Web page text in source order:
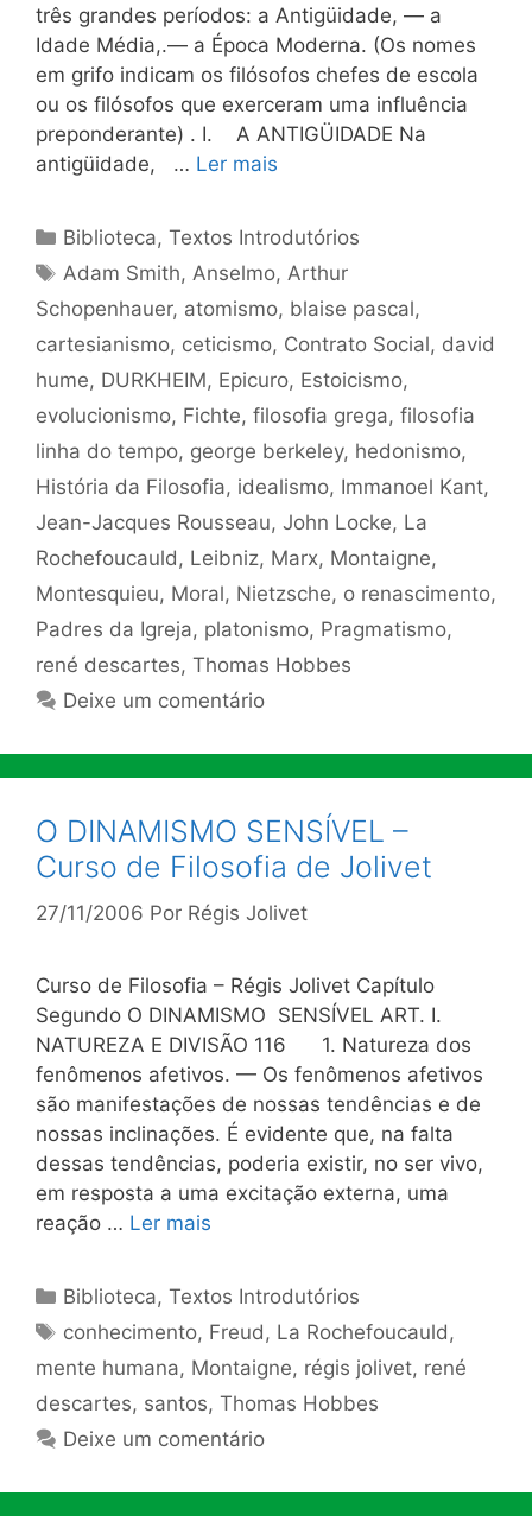
três grandes períodos: a Antigüidade, — a
Idade Média,.— a Época Moderna. (Os nomes
em grifo indicam os filósofos chefes de escola
ou os filósofos que exerceram uma influência
preponderante) . I. A ANTIGÜIDADE Na
antigüidade, … Ler mais
Categorias
Biblioteca,Textos Introdutórios
Tags
Adam Smith,Anselmo,Arthur
Schopenhauer, atomismo, blaise pascal,
cartesianismo, ceticismo, Contrato Social, david
hume, DURKHEIM, Epicuro, Estoicismo,
evolucionismo, Fichte, filosofia grega, filosofia
linha do tempo, george berkeley, hedonismo,
História da Filosofia, idealismo, Immanoel Kant,
Jean-Jacques Rousseau, John Locke, La
Rochefoucauld, Leibniz, Marx, Montaigne,
Montesquieu, Moral, Nietzsche, o renascimento,
Padres da Igreja, platonismo, Pragmatismo,
rené descartes, Thomas Hobbes
Deixe um comentário
O DINAMISMO SENSÍVEL –
Curso de Filosofia de Jolivet
27/11/2006 Por Régis Jolivet
Curso de Filosofia – Régis Jolivet Capítulo
Segundo O DINAMISMO SENSÍVEL ART. I.
NATUREZA E DIVISÃO 116 1. Natureza dos
fenômenos afetivos. — Os fenômenos afetivos
são manifestações de nossas tendências e de
nossas inclinações. É evidente que, na falta
dessas tendências, poderia existir, no ser vivo,
em resposta a uma excitação externa, uma
reação … Ler mais
Categorias
Biblioteca,Textos Introdutórios
Tags
conhecimento, Freud , La Rochefoucauld ,
mente humana, Montaigne, régis jolivet, rené
descartes, santos, Thomas Hobbes
Deixe um comentário